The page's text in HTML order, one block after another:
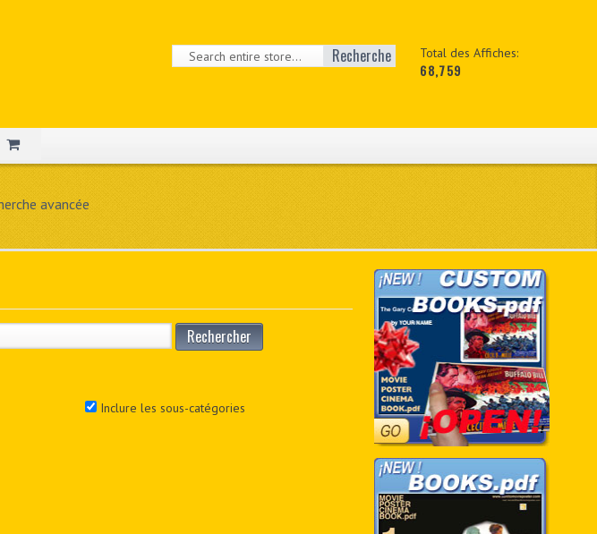
Total des Affiches:
68,759
Recherche
avancée
Rechercher
Inclure les sous-catégories